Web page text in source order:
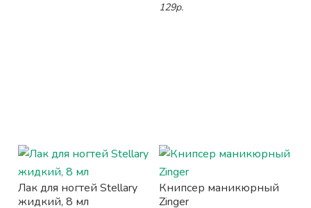
129р.
Лак для ногтей Stellary
жидкий, 8 мл
Книпсер маникюрный
Zinger